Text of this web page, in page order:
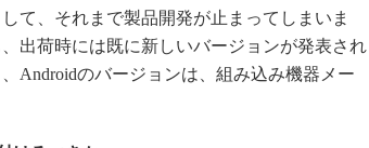
て、それまで製品開発が止まってしまいま
出荷時には既に新しいバージョンが発表され
Androidのバージョンは、組み込み機器メー